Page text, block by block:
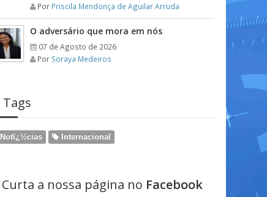
Por Priscila Mendonça de Aguilar Arruda
O adversário que mora em nós
07 de Agosto de 2026
Por Soraya Medeiros
Tags
Notï¿½cias Internacional
Curta a nossa página no Facebook